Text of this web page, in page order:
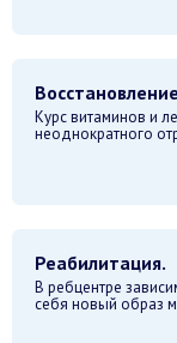
Курс витаминов и
неоднократного
Реабилитация.
В ребцентре
себя новый образ